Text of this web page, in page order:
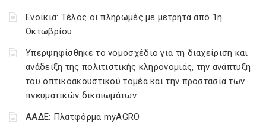
Ενοίκια: Τέλος οι πληρωμές με μετρητά από 1η
Οκτωβρίου
Υπερψηφίσθηκε το νομοσχέδιο για τη διαχείριση και
ανάδειξη της πολιτιστικής κληρονομιάς, την ανάπτυξη
του οπτικοακουστικού τομέα και την προστασία των
πνευματικών δικαιωμάτων
ΑΑΔΕ: Πλατφόρμα myAGRO